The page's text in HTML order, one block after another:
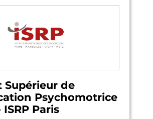
de
Psychomotrice
ISRP Paris